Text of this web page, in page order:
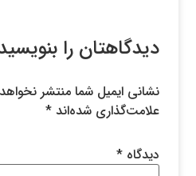
دیدگاهتان را بنویسید
نشانی ایمیل شما منتشر نخواهد شد.
علامت‌گذاری شده‌اند*
دیدگاه*